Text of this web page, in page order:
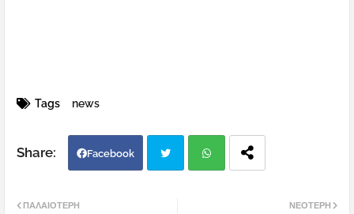
Tags news
Facebook
ΝΕΌΤΕΡΗ
ΠΑΛΑΙΌΤΕΡΗ